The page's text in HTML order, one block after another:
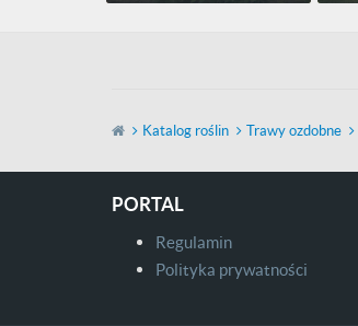
Katalog roślin Trawy ozdobne
PORTAL
Regulamin
Polityka prywatności